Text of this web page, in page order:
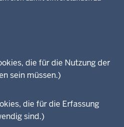
die für die Nutzung der
sein müssen.)
die für die Erfassung
sind.)